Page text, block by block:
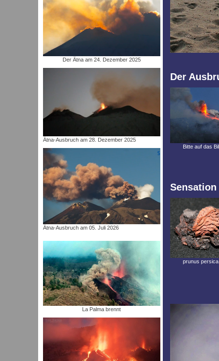
Der Ätna am 24. Dezember 2025
Ätna-Ausbruch am 28. Dezember 2025
Ätna-Ausbruch am 05. Juli 2026
La Palma brennt
Der
Bitte auf das
prunus